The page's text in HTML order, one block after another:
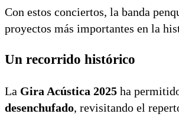
Con estos conciertos, la banda
proyectos más importantes en la
Un recorrido histórico
La Gira Acústica 2025 ha
desenchufado, revisitando el